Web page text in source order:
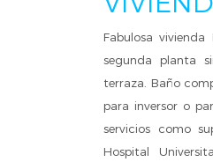
Fabulosa vivienda
segunda planta
terraza. Baño
para inversor o
servicios como
Hospital